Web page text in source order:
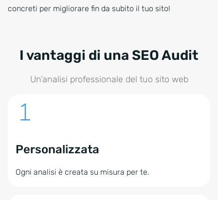
concreti per migliorare fin da subito il tuo sito!
I vantaggi di una SEO Audit
Un’analisi professionale del tuo sito web
Personalizzata
Ogni analisi è creata su misura per te.